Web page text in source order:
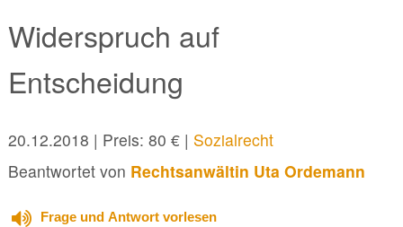
Widerspruch auf
Entscheidung
20.12.2018 | Preis: 80 € | Sozialrecht
Beantwortet von Rechtsanwältin Uta Ordemann
Frage und Antwort vorlesen